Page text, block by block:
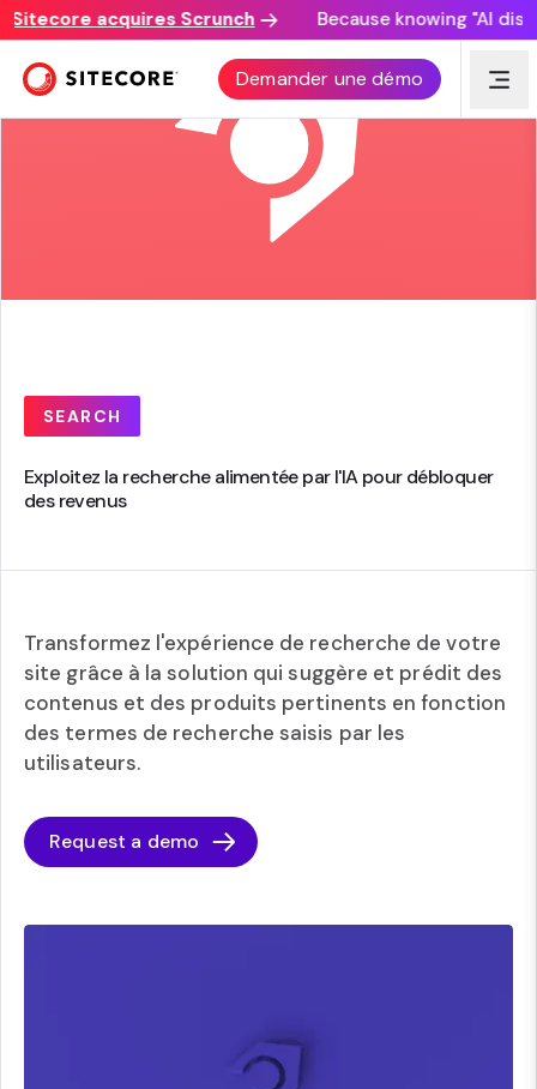
acquires Scrunch Because knowing "AI
Demander une démo
SEARCH
Exploitez la recherche alimentée par l'IA pour débloquer
des revenus
Transformez l'expérience de recherche de votre
site grâce à la solution qui suggère et prédit des
contenus et des produits pertinents en fonction
des termes de recherche saisis par les
utilisateurs.
Request a demo